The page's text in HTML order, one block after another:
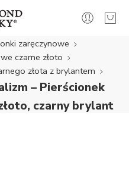
zaręczynowe
czarne złoto
złota z brylantem
– Pierścionek
czarny brylant